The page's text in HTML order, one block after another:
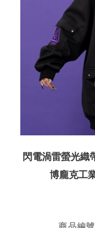
閃電渦雷螢光織
博龐克工
商品編號